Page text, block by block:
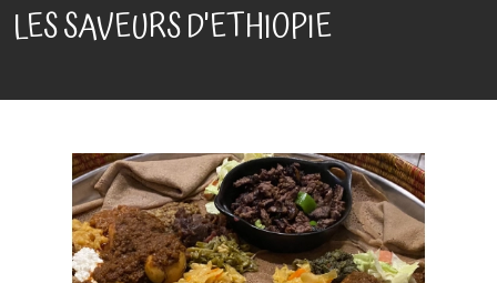
LES SAVEURS D'ETHIOPIE